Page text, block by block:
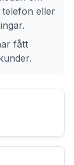
eller
fått